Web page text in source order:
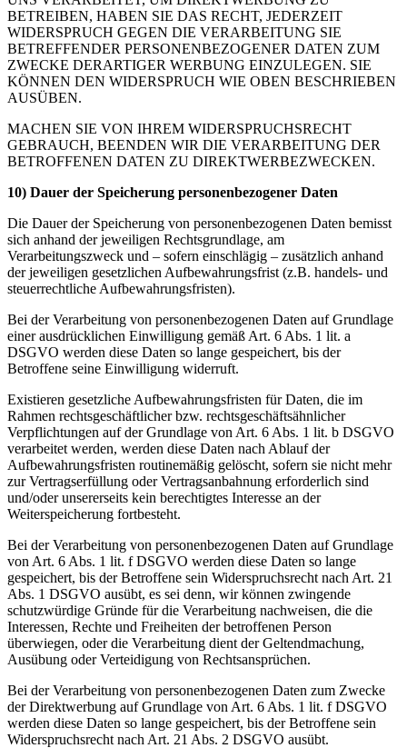
BETREIBEN, HABEN SIE DAS RECHT, JEDERZEIT
WIDERSPRUCH GEGEN DIE VERARBEITUNG SIE
BETREFFENDER PERSONENBEZOGENER DATEN ZUM
ZWECKE DERARTIGER WERBUNG EINZULEGEN. SIE
KÖNNEN DEN WIDERSPRUCH WIE OBEN BESCHRIEBEN
AUSÜBEN.
MACHEN SIE VON IHREM WIDERSPRUCHSRECHT
GEBRAUCH, BEENDEN WIR DIE VERARBEITUNG DER
BETROFFENEN DATEN ZU DIREKTWERBEZWECKEN.
10) Dauer der Speicherung personenbezogener Daten
Die Dauer der Speicherung von personenbezogenen Daten bemisst
sich anhand der jeweiligen Rechtsgrundlage, am
Verarbeitungszweck und – sofern einschlägig – zusätzlich anhand
der jeweiligen gesetzlichen Aufbewahrungsfrist (z.B. handels- und
steuerrechtliche Aufbewahrungsfristen).
Bei der Verarbeitung von personenbezogenen Daten auf Grundlage
einer ausdrücklichen Einwilligung gemäß Art. 6 Abs. 1 lit. a
DSGVO werden diese Daten so lange gespeichert, bis der
Betroffene seine Einwilligung widerruft.
Existieren gesetzliche Aufbewahrungsfristen für Daten, die im
Rahmen rechtsgeschäftlicher bzw. rechtsgeschäftsähnlicher
Verpflichtungen auf der Grundlage von Art. 6 Abs. 1 lit. b DSGVO
verarbeitet werden, werden diese Daten nach Ablauf der
Aufbewahrungsfristen routinemäßig gelöscht, sofern sie nicht mehr
zur Vertragserfüllung oder Vertragsanbahnung erforderlich sind
und/oder unsererseits kein berechtigtes Interesse an der
Weiterspeicherung fortbesteht.
Bei der Verarbeitung von personenbezogenen Daten auf Grundlage
von Art. 6 Abs. 1 lit. f DSGVO werden diese Daten so lange
gespeichert, bis der Betroffene sein Widerspruchsrecht nach Art. 21
Abs. 1 DSGVO ausübt, es sei denn, wir können zwingende
schutzwürdige Gründe für die Verarbeitung nachweisen, die die
Interessen, Rechte und Freiheiten der betroffenen Person
überwiegen, oder die Verarbeitung dient der Geltendmachung,
Ausübung oder Verteidigung von Rechtsansprüchen.
Bei der Verarbeitung von personenbezogenen Daten zum Zwecke
der Direktwerbung auf Grundlage von Art. 6 Abs. 1 lit. f DSGVO
werden diese Daten so lange gespeichert, bis der Betroffene sein
Widerspruchsrecht nach Art. 21 Abs. 2 DSGVO ausübt.